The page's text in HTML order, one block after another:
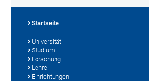
Startseite
Universität
Studium
Forschung
Lehre
Einrichtungen